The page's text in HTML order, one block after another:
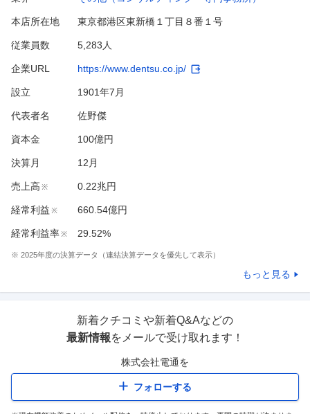
本店所在地 東京都港区東新橋１丁目８番１号
従業員数 5,283人
企業URL https://www.dentsu.co.jp/
設立 1901年7月
代表者名 佐野傑
資本金 100億円
決算月 12 月
売上高 ※ 0.22兆円
経常利益 ※ 660.54億円
経常利益率※ 29.52%
※ 2025年度の決算データ（連結決算データを優先して表示）
もっと見る
新着クチコミや新着Q&Aなどの
最新情報をメールで受け取れます！
株式会社電通を
フォローする